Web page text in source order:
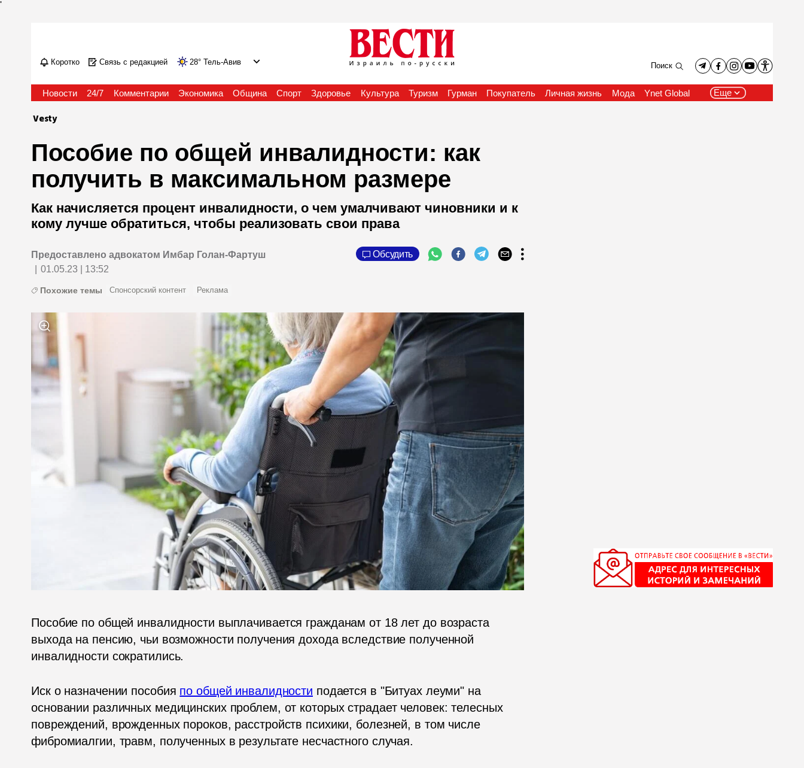
'
Коротко Связь с редакцией 28° Тель-Авив Поиск
Новости 24/7 Комментарии Экономика Община Спорт Здоровье Культура Туризм Гурман Покупатель Личная жизнь Мода Ynet Global Еще
Vesty
Пособие по общей инвалидности: как
получить в максимальном размере
Как начисляется процент инвалидности, о чем умалчивают чиновники и к
кому лучше обратиться, чтобы реализовать свои права
Предоставлено адвокатом Имбар Голан-Фартуш
01.05.23 | 13:52
Обсудить
Похожие темы Спонсорский контент Реклама
Пособие по общей инвалидности выплачивается гражданам от 18 лет до возраста
выхода на пенсию, чьи возможности получения дохода вследствие полученной
инвалидности сократились.
Иск о назначении пособия по общей инвалидности подается в "Битуах леуми" на
основании различных медицинских проблем, от которых страдает человек: телесных
повреждений, врожденных пороков, расстройств психики, болезней, в том числе
фибромиалгии, травм, полученных в результате несчастного случая.